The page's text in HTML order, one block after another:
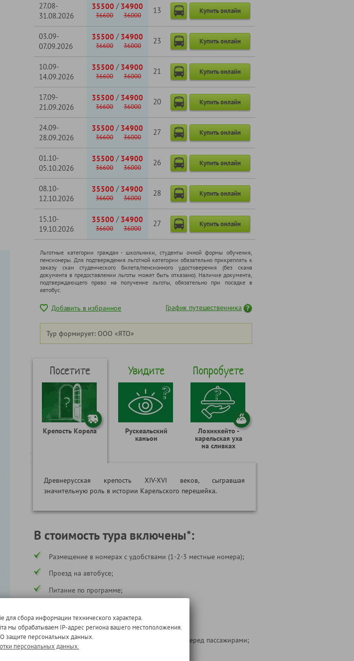
27.08-
31.08.2026
35500 / 34900
36600 36000
13 Купить онлайн
03.09-
07.09.2026
35500 / 34900
36600 36000
23 Купить онлайн
10.09-
14.09.2026
35500 / 34900
36600 36000
21 Купить онлайн
17.09-
21.09.2026
35500 / 34900
36600 36000
20 Купить онлайн
24.09-
28.09.2026
35500 / 34900
36600 36000
27 Купить онлайн
01.10-
05.10.2026
35500 / 34900
36600 36000
26 Купить онлайн
08.10-
12.10.2026
35500 / 34900
36600 36000
28 Купить онлайн
15.10-
19.10.2026
35500 / 34900
36600 36000
27 Купить онлайн
Льготные категории граждан - школьники, cтуденты очной формы обучения,
пенсионеры. Для подтверждения льготной категории обязательно прикреплять к
заказу скан студенческого билета/пенсионного удостоверения (без скана
документа в предоставлении льготы может быть отказано). Наличие документа,
подтверждающего право на получение льготы, обязательно при посадке в
автобус.
Добавить в избранное График путешественника
Тур формирует: ООО «ЯТО»
Посетите
Крепость Корела
Увидите
Рускеальский
каньон
Попробуете
Лохиккейто -
карельская уха
на сливках
Древнерусская крепость XIV-XVI веков, сыгравшая
значительную роль в истории Карельского перешейка.
В стоимость тура включены*:
Размещение в номерах с удобствами (1-2-3 местные номера);
Проезд на автобусе;
Питание по программе;
Услуги сопровождающего на маршруте;
Страхование ответственности перевозчика перед пассажирами;
сбора информации технического характера.
мы обрабатываем IP-адрес региона вашего местоположения.
защите персональных данных.
персональных данных.